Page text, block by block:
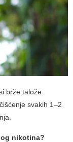
brže talože
svakih 1–2
nikotina?